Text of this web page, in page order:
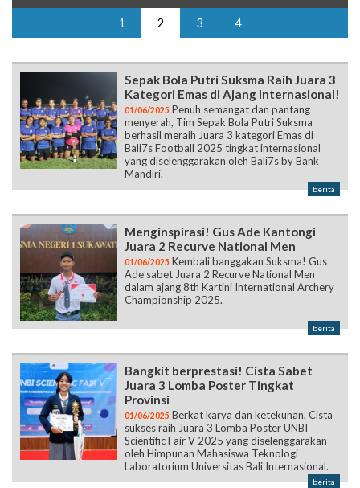
1 2 3 4
Sepak Bola Putri Suksma Raih Juara 3
Kategori Emas di Ajang Internasional!
01/06/2025 Penuh semangat dan pantang
menyerah, Tim Sepak Bola Putri Suksma
berhasil meraih Juara 3 kategori Emas di
Bali7s Football 2025 tingkat internasional
yang diselenggarakan oleh Bali7s by Bank
Mandiri.
berita
Menginspirasi! Gus Ade Kantongi
Juara 2 Recurve National Men
01/06/2025 Kembali banggakan Suksma! Gus
Ade sabet Juara 2 Recurve National Men
dalam ajang 8th Kartini International Archery
Championship 2025.
berita
Bangkit berprestasi! Cista Sabet
Juara 3 Lomba Poster Tingkat
Provinsi
01/06/2025 Berkat karya dan ketekunan, Cista
sukses raih Juara 3 Lomba Poster UNBI
Scientific Fair V 2025 yang diselenggarakan
oleh Himpunan Mahasiswa Teknologi
Laboratorium Universitas Bali Internasional.
berita